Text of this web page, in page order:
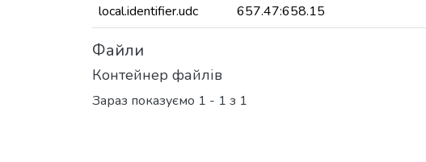
local.identifier.udc
657.47:658.15
Файли
Контейнер файлів
Зараз показуємо 1 - 1 з 1